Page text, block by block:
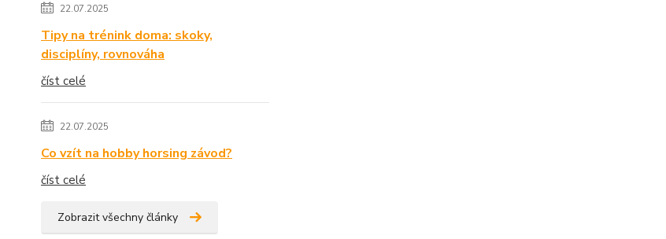
22.07.2025
Tipy na trénink doma: skoky,
disciplíny, rovnováha
číst celé
22.07.2025
Co vzít na hobby horsing závod?
číst celé
Zobrazit všechny články